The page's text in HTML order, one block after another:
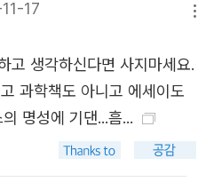
기본 요소들, 이를테면 공기와
다면, 인위적 구성체에 불과한
있겠습니까.
럼 장기적인 관점으로 생각해야
다음 선거 혹은 사분기 평가까
에게는 그런 근시안적 사고를 지
중심으로 한 행성학 연구, <
작자, 감독, 공동 시나리오
17
고 생각하신다면 사지마세요.
과학책도 아니고 에세이도
명성에 기댄...흠...